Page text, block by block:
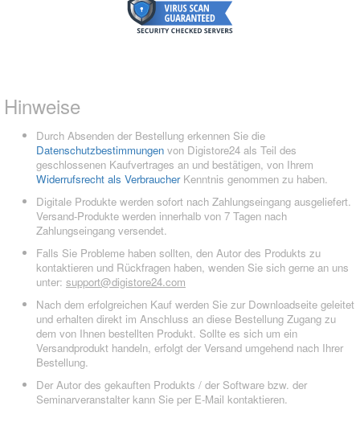
Hinweise
Durch Absenden der Bestellung erkennen Sie die
Datenschutzbestimmungen von Digistore24 als Teil des
geschlossenen Kaufvertrages an und bestätigen, von Ihrem
Widerrufsrecht als VerbraucherKenntnis genommen zu haben.
Digitale Produkte werden sofort nach Zahlungseingang ausgeliefert.
Versand-Produkte werden innerhalb von 7 Tagen nach
Zahlungseingang versendet.
Falls Sie Probleme haben sollten, den Autor des Produkts zu
kontaktieren und Rückfragen haben, wenden Sie sich gerne an uns
unter: support@digistore24.com
Nach dem erfolgreichen Kauf werden Sie zur Downloadseite geleitet
und erhalten direkt im Anschluss an diese Bestellung Zugang zu
dem von Ihnen bestellten Produkt. Sollte es sich um ein
Versandprodukt handeln, erfolgt der Versand umgehend nach Ihrer
Bestellung.
Der Autor des gekauften Produkts / der Software bzw. der
Seminarveranstalter kann Sie per E-Mail kontaktieren.